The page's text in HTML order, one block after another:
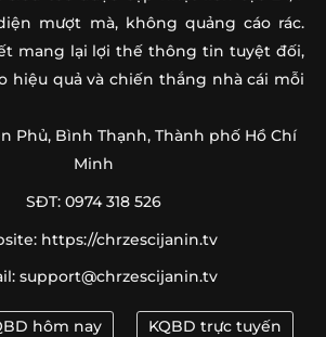
mượt mà, không quảng cáo rác.
mang lại lợi thế thông tin tuyệt đối,
hiệu quả và chiến thắng nhà cái mỗi
Phủ, Bình Thạnh, Thành phố Hồ Chí
Minh
SĐT: 0974 318 526
https://chrzescijanin.tv
support@chrzescijanin.tv
hôm nay
KQBD trực tuyến